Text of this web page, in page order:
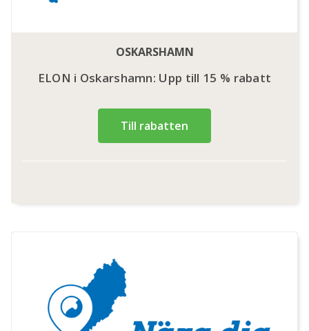
OSKARSHAMN
ELON i Oskarshamn: Upp till 15 % rabatt
Till rabatten